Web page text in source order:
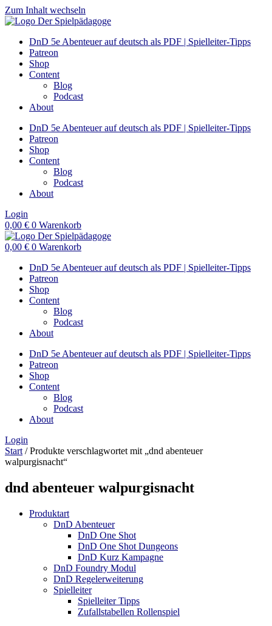
Zum Inhalt wechseln
DnD 5e Abenteuer auf deutsch als PDF | Spielleiter-Tipps
Patreon
Shop
Content
Blog
Podcast
About
DnD 5e Abenteuer auf deutsch als PDF | Spielleiter-Tipps
Patreon
Shop
Content
Blog
Podcast
About
Login
0,00 € 0 Warenkorb
0,00 € 0 Warenkorb
DnD 5e Abenteuer auf deutsch als PDF | Spielleiter-Tipps
Patreon
Shop
Content
Blog
Podcast
About
DnD 5e Abenteuer auf deutsch als PDF | Spielleiter-Tipps
Patreon
Shop
Content
Blog
Podcast
About
Login
Start / Produkte verschlagwortet mit „dnd abenteuer
walpurgisnacht“
dnd abenteuer walpurgisnacht
Produktart
DnD Abenteuer
DnD One Shot
DnD One Shot Dungeons
DnD Kurz Kampagne
DnD Foundry Modul
DnD Regelerweiterung
Spielleiter
Spielleiter Tipps
Zufallstabellen Rollenspiel